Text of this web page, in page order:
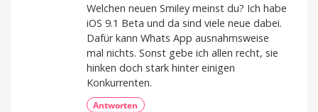
Welchen neuen Smiley meinst du? Ich habe
iOS 9.1 Beta und da sind viele neue dabei.
Dafür kann Whats App ausnahmsweise
mal nichts. Sonst gebe ich allen recht, sie
hinken doch stark hinter einigen
Konkurrenten.
Antworten